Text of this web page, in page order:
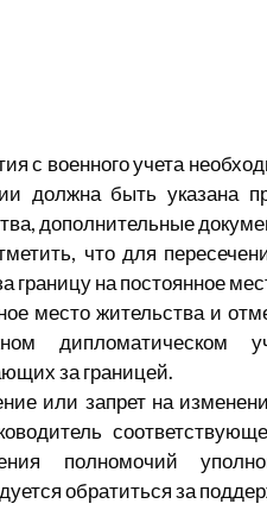
с военного учета
должна быть указана
дополнительные
что для
границу на постоянное
место жительства и
дипломатическом
за границей.
или запрет на
полномочий
обратиться за